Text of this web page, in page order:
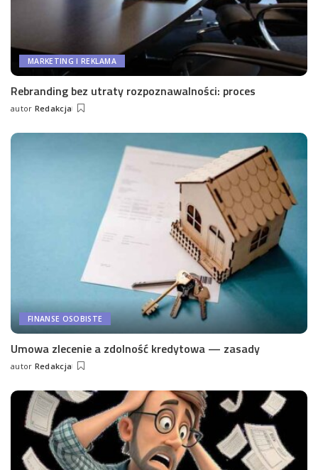
MARKETING I REKLAMA
Rebranding bez utraty rozpoznawalności: proces
Wysłany
autor Redakcja
FINANSE OSOBISTE
Umowa zlecenie a zdolność kredytowa — zasady
Wysłany
autor Redakcja